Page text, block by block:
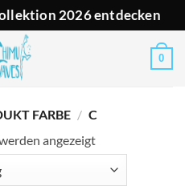
2026 entdecken
0
FARBE / C
angezeigt